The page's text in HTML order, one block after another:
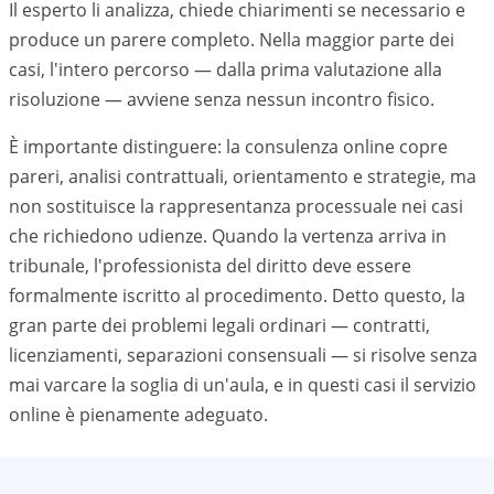
Il esperto li analizza, chiede chiarimenti se necessario e
produce un parere completo. Nella maggior parte dei
casi, l'intero percorso — dalla prima valutazione alla
risoluzione — avviene senza nessun incontro fisico.
È importante distinguere: la consulenza online copre
pareri, analisi contrattuali, orientamento e strategie, ma
non sostituisce la rappresentanza processuale nei casi
che richiedono udienze. Quando la vertenza arriva in
tribunale, l'professionista del diritto deve essere
formalmente iscritto al procedimento. Detto questo, la
gran parte dei problemi legali ordinari — contratti,
licenziamenti, separazioni consensuali — si risolve senza
mai varcare la soglia di un'aula, e in questi casi il servizio
online è pienamente adeguato.